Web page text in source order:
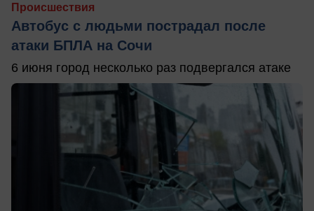
Происшествия
Автобус с людьми пострадал после
атаки БПЛА на Сочи
6 июня город несколько раз подвергался атаке